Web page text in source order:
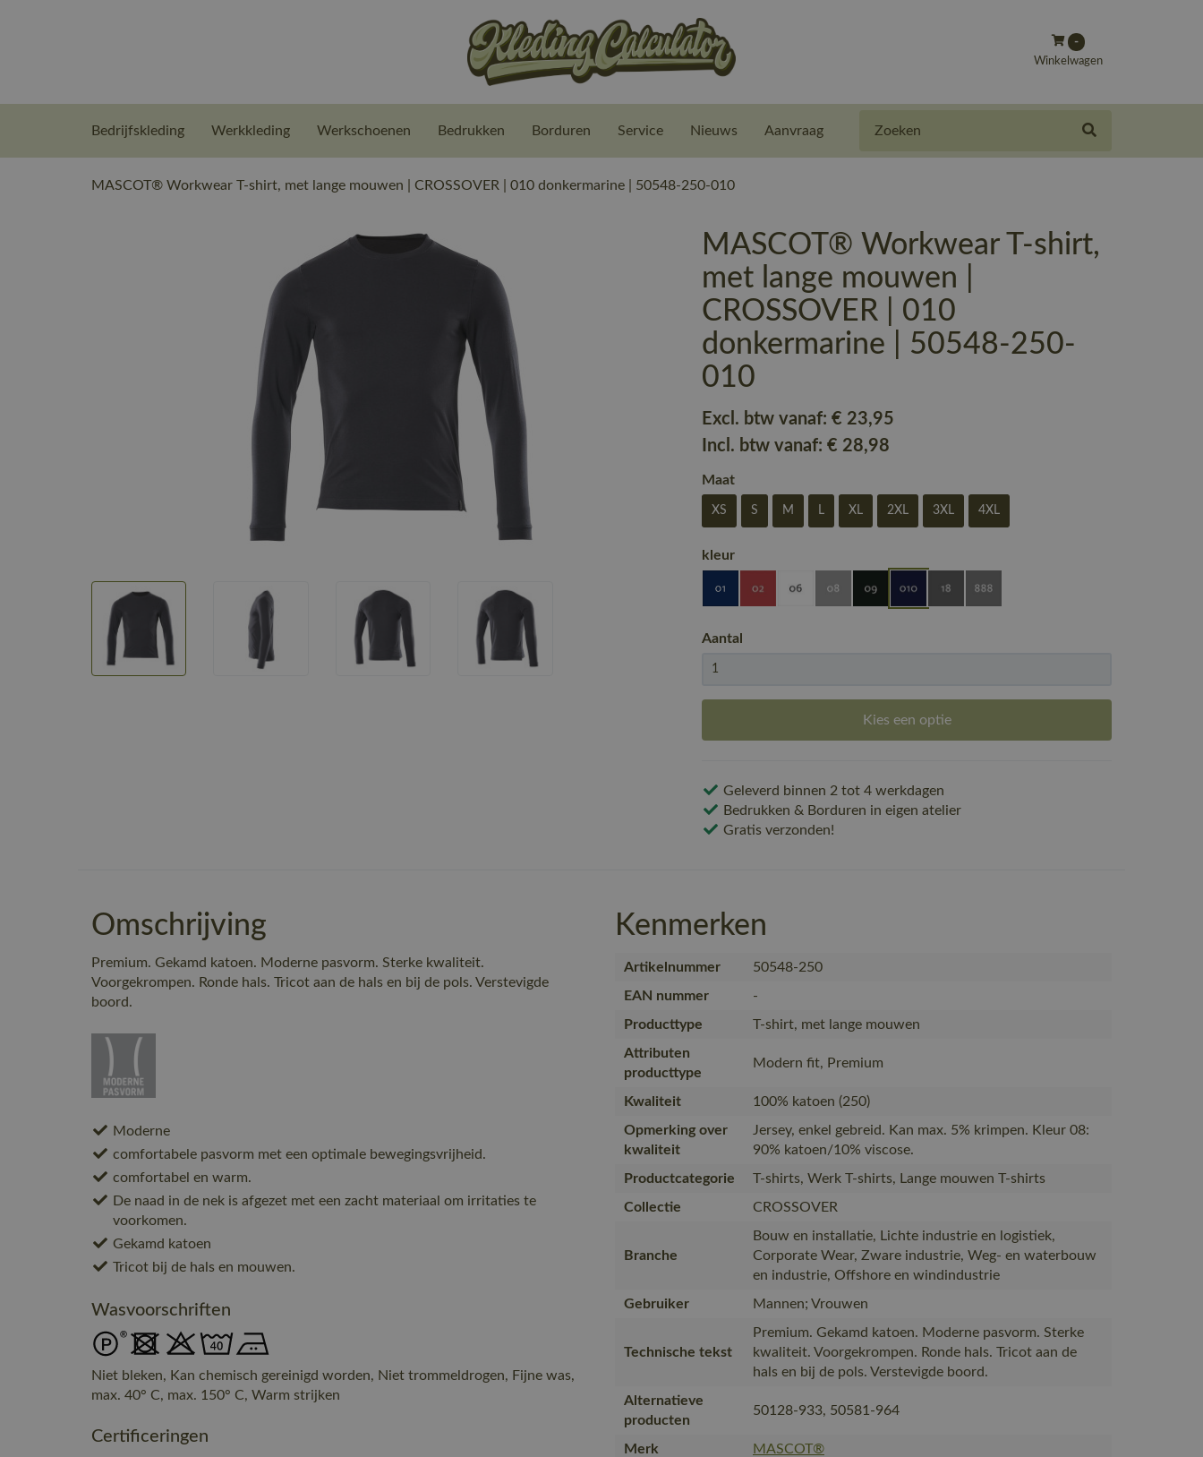
-
Winkelwagen
Bedrijfskleding Werkkleding Werkschoenen Bedrukken Borduren Service Nieuws Aanvraag
MASCOT® Workwear T-shirt, met lange mouwen | CROSSOVER | 010 donkermarine | 50548-250-010
MASCOT® Workwear T-shirt,
met lange mouwen |
CROSSOVER | 010
donkermarine | 50548-250-
010
Excl. btw vanaf:€ 23,95
Incl. btw vanaf:€ 28,98
Maat
XS S M L XL 2XL 3XL 4XL
kleur
Aantal
Kies een optie
Geleverd binnen 2 tot 4 werkdagen
Bedrukken & Borduren in eigen atelier
Gratis verzonden!
Omschrijving
Premium. Gekamd katoen. Moderne pasvorm. Sterke kwaliteit.
Voorgekrompen. Ronde hals. Tricot aan de hals en bij de pols. Verstevigde
boord.
Moderne
comfortabele pasvorm met een optimale bewegingsvrijheid.
comfortabel en warm.
De naad in de nek is afgezet met een zacht materiaal om irritaties te
voorkomen.
Gekamd katoen
Tricot bij de hals en mouwen.
Wasvoorschriften
Niet bleken, Kan chemisch gereinigd worden, Niet trommeldrogen, Fijne was,
max. 40° C, max. 150° C, Warm strijken
Certificeringen
Kenmerken
Artikelnummer
50548-250
EAN nummer
-
Producttype
T-shirt, met lange mouwen
Attributen
producttype
Modern fit, Premium
Kwaliteit
100% katoen (250)
Opmerking over
kwaliteit
Jersey, enkel gebreid. Kan max. 5% krimpen. Kleur 08:
90% katoen/10% viscose.
Productcategorie
T-shirts, Werk T-shirts, Lange mouwen T-shirts
Collectie
CROSSOVER
Branche
Bouw en installatie, Lichte industrie en logistiek,
Corporate Wear, Zware industrie, Weg- en waterbouw
en industrie, Offshore en windindustrie
Gebruiker
Mannen; Vrouwen
Technische tekst
Premium. Gekamd katoen. Moderne pasvorm. Sterke
kwaliteit. Voorgekrompen. Ronde hals. Tricot aan de
hals en bij de pols. Verstevigde boord.
Alternatieve
producten
50128-933, 50581-964
Merk MASCOT®